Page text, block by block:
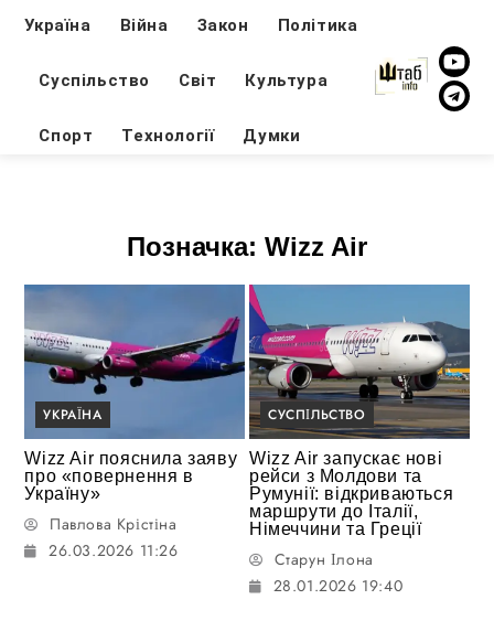
Україна Війна Закон Політика
Суспільство Світ Культура
Спорт Технології Думки
Позначка: Wizz Air
УКРАЇНА
Wizz Air пояснила заяву
про «повернення в
Україну»
Павлова Крістіна
26.03.2026 11:26
СУСПІЛЬСТВО
Wizz Air запускає нові
рейси з Молдови та
Румунії: відкриваються
маршрути до Італії,
Німеччини та Греції
Старун Ілона
28.01.2026 19:40